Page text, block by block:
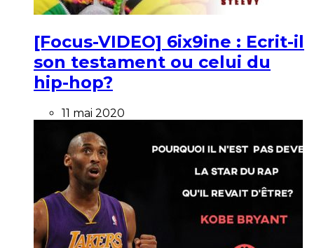
[Focus-VIDEO] 6ix9ine : Ecrit-il
son testament ou celui du
hip-hop?
11 mai 2020